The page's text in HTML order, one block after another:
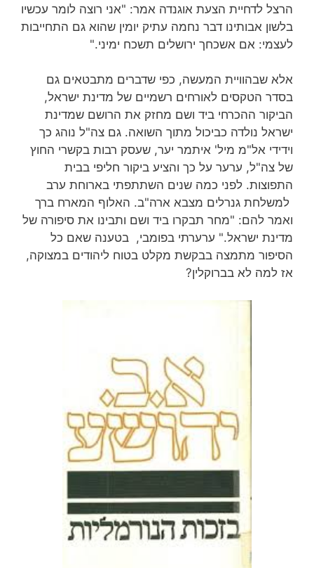
הרצל לדחיית הצעת אוגנדה אמר: "אני רוצה לומר עכשיו
בלשון אבותינו דבר נחמה עתיק יומין שהוא גם התחייבות
לעצמי: אם אשכחך ירושלים תשכח ימיני."
אלא שבהוויית המעשה, כפי שדברים מתבטאים גם
בסדר הטקסים לאורחים רשמיים של מדינת ישראל,
הביקור ההכרחי ביד ושם מחזק את הרושם שמדינת
ישראל נולדה כביכול מתוך השואה. גם צה"ל נוהג כך
וידידי אל"מ מיל' איתמר יער, שעסק רבות בקשרי החוץ
של צה"ל, ערער על כך והציע ביקור חליפי בבית
התפוצות. לפני כמה שנים השתתפתי בארוחת ערב
למשלחת גנרלים מצבא ארה"ב. האלוף המארח ברך
ואמר להם: "מחר תבקרו ביד ושם ותבינו את סיפורה של
מדינת ישראל." ערערתי בפומבי, בטענה שאם כל
הסיפור מתמצה בבקשת מקלט בטוח ליהודים במצוקה,
אז למה לא בברוקלין?